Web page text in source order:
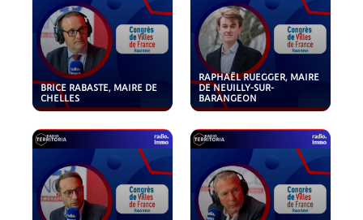
BRICE RABASTE, MAIRE DE
CHELLES
RAPHAËL RUEGGER, MAIRE
DE NEUILLY-SUR-
BARANGEON